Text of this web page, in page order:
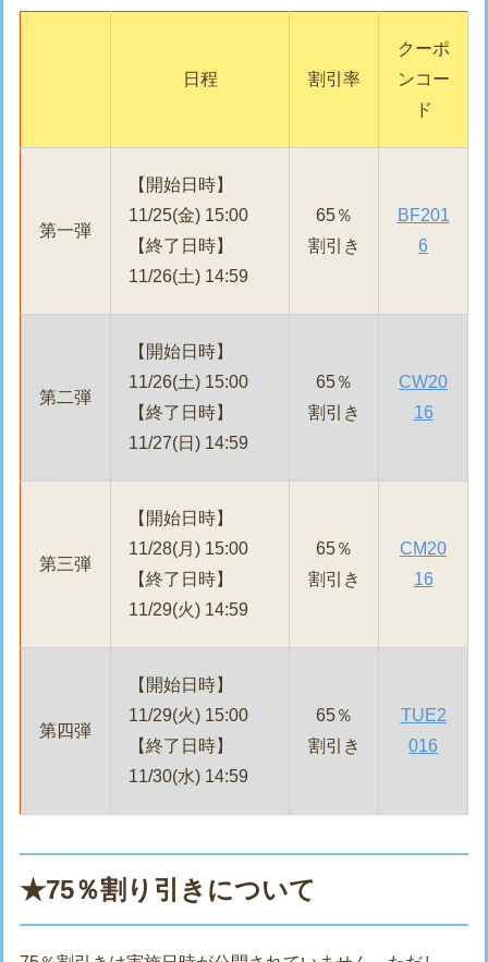
日程 割引率
クーポ
ンコー
ド
第一弾
【開始日時】
11/25(金) 15:00
【終了日時】
11/26(土) 14:59
65％
割引き
BF201
6
第二弾
【開始日時】
11/26(土) 15:00
【終了日時】
11/27(日) 14:59
65％
割引き
CW20
16
第三弾
【開始日時】
11/28(月) 15:00
【終了日時】
11/29(火) 14:59
65％
割引き
CM20
16
第四弾
【開始日時】
11/29(火) 15:00
【終了日時】
11/30(水) 14:59
65％
割引き
TUE2
016
★75％割り引きについて